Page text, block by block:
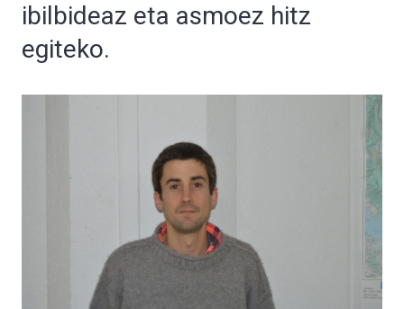
ibilbideaz eta asmoez hitz
egiteko.